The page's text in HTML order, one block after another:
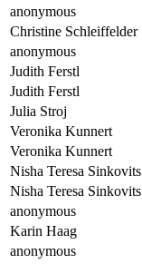
anonymous
Christine Schleiffelder
anonymous
Judith Ferstl
Judith Ferstl
Julia Stroj
Veronika Kunnert
Veronika Kunnert
Nisha Teresa Sinkovits
Nisha Teresa Sinkovits
anonymous
Karin Haag
anonymous